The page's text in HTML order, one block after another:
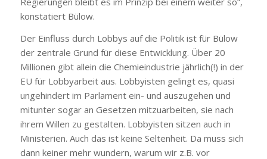
konstatiert Bülow.
Der Einfluss durch Lobbys auf die Politik ist für Bülow
der zentrale Grund für diese Entwicklung. Über 20
Millionen gibt allein die Chemieindustrie jährlich(!) in der
EU für Lobbyarbeit aus. Lobbyisten gelingt es, quasi
ungehindert im Parlament ein- und auszugehen und
mitunter sogar an Gesetzen mitzuarbeiten, sie nach
ihrem Willen zu gestalten. Lobbyisten sitzen auch in
Ministerien. Auch das ist keine Seltenheit. Da muss sich
dann keiner mehr wundern, warum wir z.B. vor